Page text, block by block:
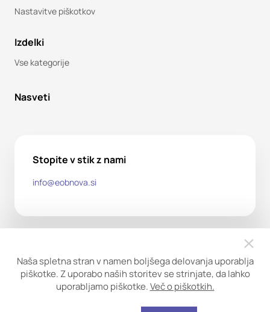
Nastavitve piškotkov
Izdelki
Vse kategorije
Nasveti
Stopite v stik z nami
info@eobnova.si
Naša spletna stran v namen boljšega delovanja uporablja
piškotke. Z uporabo naših storitev se strinjate, da lahko
uporabljamo piškotke.Več o piškotkih.